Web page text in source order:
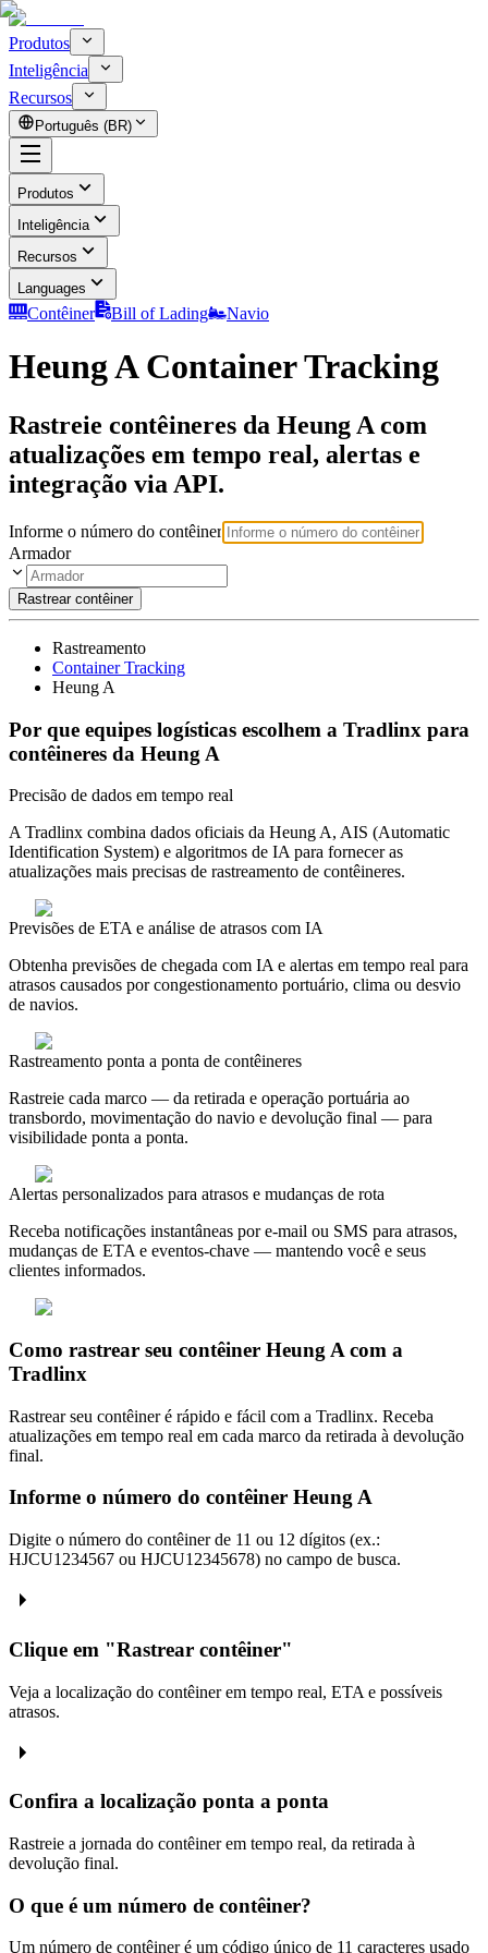
Produtos
Inteligência
Recursos
Português (BR)
Produtos
Inteligência
Recursos
Languages
Contêiner Bill of Lading Navio
Heung A Container Tracking
Rastreie contêineres da Heung A com
atualizações em tempo real, alertas e
integração via API.
Informe o número do contêiner
Armador
Rastrear contêiner
Rastreamento
Container Tracking
Heung A
Por que equipes logísticas escolhem a Tradlinx para
contêineres da Heung A
Precisão de dados em tempo real
A Tradlinx combina dados oficiais da Heung A, AIS (Automatic
Identification System) e algoritmos de IA para fornecer as
atualizações mais precisas de rastreamento de contêineres.
Previsões de ETA e análise de atrasos com IA
Obtenha previsões de chegada com IA e alertas em tempo real para
atrasos causados por congestionamento portuário, clima ou desvio
de navios.
Rastreamento ponta a ponta de contêineres
Rastreie cada marco — da retirada e operação portuária ao
transbordo, movimentação do navio e devolução final — para
visibilidade ponta a ponta.
Alertas personalizados para atrasos e mudanças de rota
Receba notificações instantâneas por e-mail ou SMS para atrasos,
mudanças de ETA e eventos-chave — mantendo você e seus
clientes informados.
Como rastrear seu contêiner Heung A com a
Tradlinx
Rastrear seu contêiner é rápido e fácil com a Tradlinx. Receba
atualizações em tempo real em cada marco da retirada à devolução
final.
Informe o número do contêiner Heung A
Digite o número do contêiner de 11 ou 12 dígitos (ex.:
HJCU1234567 ou HJCU12345678) no campo de busca.
Clique em "Rastrear contêiner"
Veja a localização do contêiner em tempo real, ETA e possíveis
atrasos.
Confira a localização ponta a ponta
Rastreie a jornada do contêiner em tempo real, da retirada à
devolução final.
O que é um número de contêiner?
Um número de contêiner é um código único de 11 caracteres usado